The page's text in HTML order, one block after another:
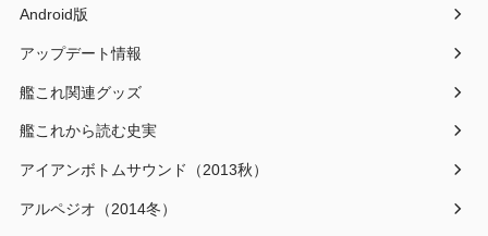
Android版
アップデート情報
艦これ関連グッズ
艦これから読む史実
アイアンボトムサウンド（2013秋）
アルペジオ（2014冬）